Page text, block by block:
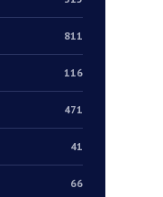
811
116
471
41
66